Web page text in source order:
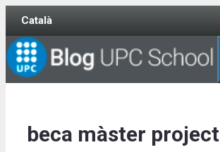
Skip
content
Català
beca màster project